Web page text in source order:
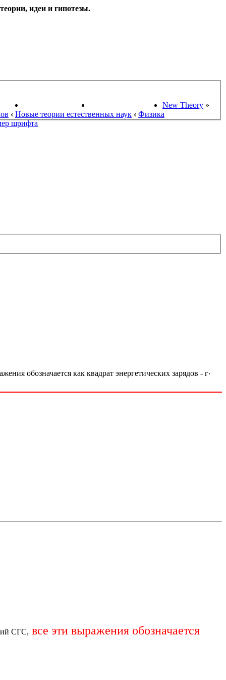
идеи и гипотезы.
ПОИСК ТЕОРИЙ СТАРЫЙ ПОРТАЛ New Theory »
‹ Новые теории естественных наук ‹ Физика
шрифта
обозначается как квадрат энергетических зарядов - г‧
СГС, все эти выражения обозначается